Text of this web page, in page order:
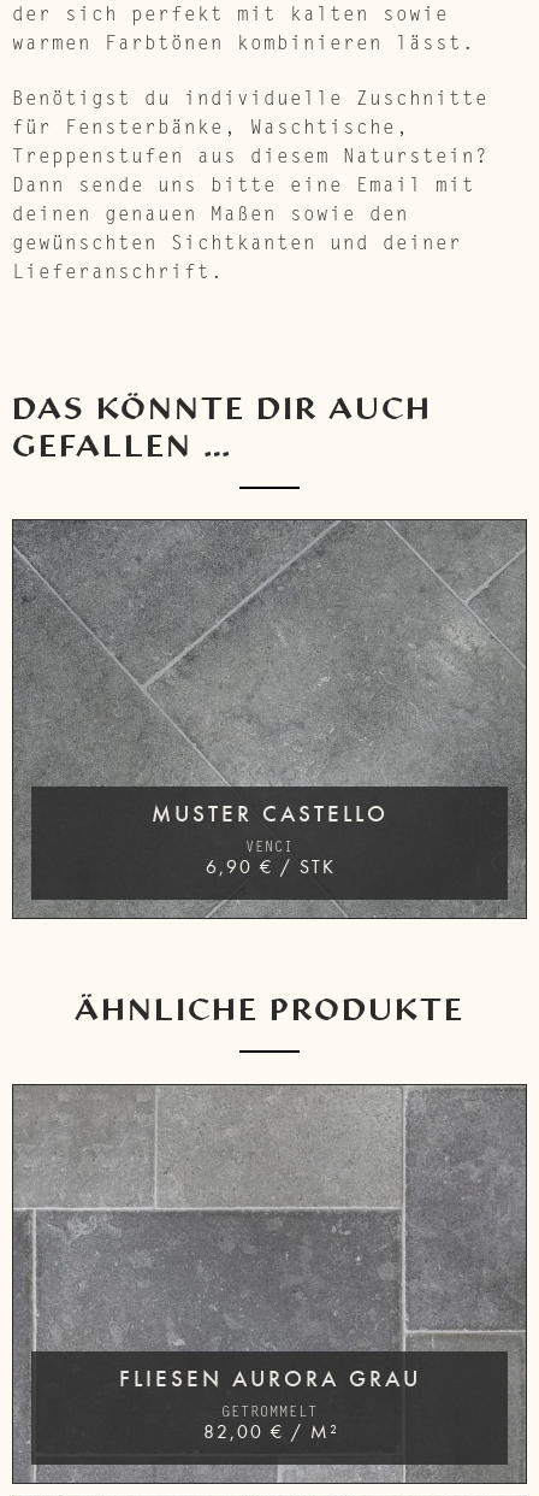
der sich perfekt mit kalten sowie
warmen Farbtönen kombinieren lässt.
Benötigst du individuelle Zuschnitte
für Fensterbänke, Waschtische,
Treppenstufen aus diesem Naturstein?
Dann sende uns bitte eine Email mit
deinen genauen Maßen sowie den
gewünschten Sichtkanten und deiner
Lieferanschrift.
DAS KÖNNTE DIR AUCH
GEFALLEN …
MUSTER CASTELLO
VENCI
6,90€ / STK
ÄHNLICHE PRODUKTE
FLIESEN AURORA GRAU
GETROMMELT
82,00€ / M²